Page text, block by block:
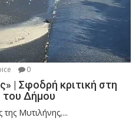
0
| Σφοδρή κριτική στη
του Δήμου
Μυτιλήνης,...